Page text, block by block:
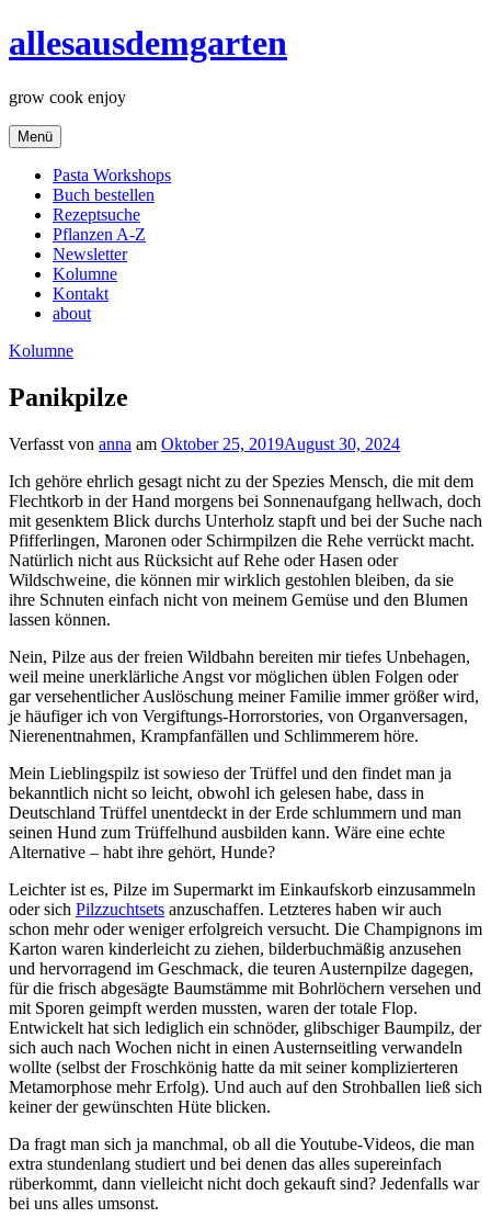
Zum
Inhalt
allesausdemgarten
grow cook enjoy
Menü
Pasta Workshops
Buch bestellen
Rezeptsuche
Pflanzen A-Z
Newsletter
Kolumne
Kontakt
about
Kolumne
Panikpilze
Verfasst von anna am Oktober 25, 2019August 30, 2024
Ich gehöre ehrlich gesagt nicht zu der Spezies Mensch, die mit dem
Flechtkorb in der Hand morgens bei Sonnenaufgang hellwach, doch
mit gesenktem Blick durchs Unterholz stapft und bei der Suche nach
Pfifferlingen, Maronen oder Schirmpilzen die Rehe verrückt macht.
Natürlich nicht aus Rücksicht auf Rehe oder Hasen oder
Wildschweine, die können mir wirklich gestohlen bleiben, da sie
ihre Schnuten einfach nicht von meinem Gemüse und den Blumen
lassen können.
Nein, Pilze aus der freien Wildbahn bereiten mir tiefes Unbehagen,
weil meine unerklärliche Angst vor möglichen üblen Folgen oder
gar versehentlicher Auslöschung meiner Familie immer größer wird,
je häufiger ich von Vergiftungs-Horrorstories, von Organversagen,
Nierenentnahmen, Krampfanfällen und Schlimmerem höre.
Mein Lieblingspilz ist sowieso der Trüffel und den findet man ja
bekanntlich nicht so leicht, obwohl ich gelesen habe, dass in
Deutschland Trüffel unentdeckt in der Erde schlummern und man
seinen Hund zum Trüffelhund ausbilden kann. Wäre eine echte
Alternative – habt ihre gehört, Hunde?
Leichter ist es, Pilze im Supermarkt im Einkaufskorb einzusammeln
oder sich Pilzzuchtsets anzuschaffen. Letzteres haben wir auch
schon mehr oder weniger erfolgreich versucht. Die Champignons im
Karton waren kinderleicht zu ziehen, bilderbuchmäßig anzusehen
und hervorragend im Geschmack, die teuren Austernpilze dagegen,
für die frisch abgesägte Baumstämme mit Bohrlöchern versehen und
mit Sporen geimpft werden mussten, waren der totale Flop.
Entwickelt hat sich lediglich ein schnöder, glibschiger Baumpilz, der
sich auch nach Wochen nicht in einen Austernseitling verwandeln
wollte (selbst der Froschkönig hatte da mit seiner komplizierteren
Metamorphose mehr Erfolg). Und auch auf den Strohballen ließ sich
keiner der gewünschten Hüte blicken.
Da fragt man sich ja manchmal, ob all die Youtube-Videos, die man
extra stundenlang studiert und bei denen das alles supereinfach
rüberkommt, dann vielleicht nicht doch gekauft sind? Jedenfalls war
bei uns alles umsonst.